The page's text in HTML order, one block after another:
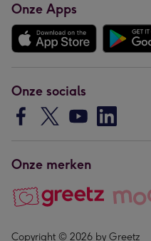
Onze Apps
Onze socials
Onze merken
Copyright © 2026 by Greetz